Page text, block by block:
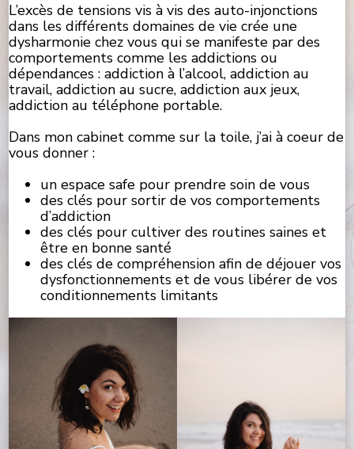
L’excès de tensions vis à vis des auto-injonctions
dans les différents domaines de vie crée une
dysharmonie chez vous qui se manifeste par des
comportements comme les addictions ou
dépendances : addiction à l’alcool, addiction au
travail, addiction au sucre, addiction aux jeux,
addiction au téléphone portable.
Dans mon cabinet comme sur la toile, j’ai à coeur de
vous donner :
un espace safe pour prendre soin de vous
des clés pour sortir de vos comportements
d’addiction
des clés pour cultiver des routines saines et
être en bonne santé
des clés de compréhension afin de déjouer vos
dysfonctionnements et de vous libérer de vos
conditionnements limitants